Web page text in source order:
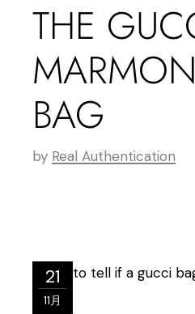
THE
BAG
by Real Authentication
21
11月